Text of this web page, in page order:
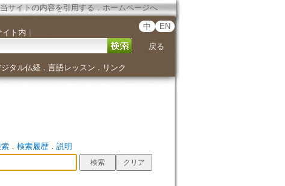
当サイトの内容を引用する ． ホームページへ
イト内 ｜
中 EN
戻る
タル仏経． 言語レッスン ． リンク
． 検索履歴． 説明